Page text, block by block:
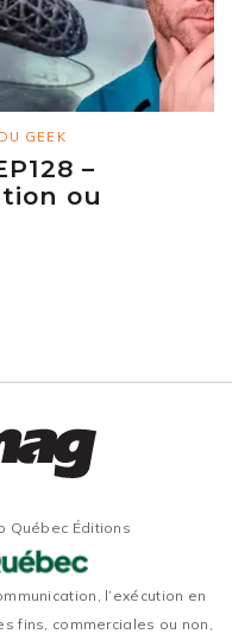
GEEK
–
ou
Québec Éditions
l’exécution en
fins, commerciales ou non,